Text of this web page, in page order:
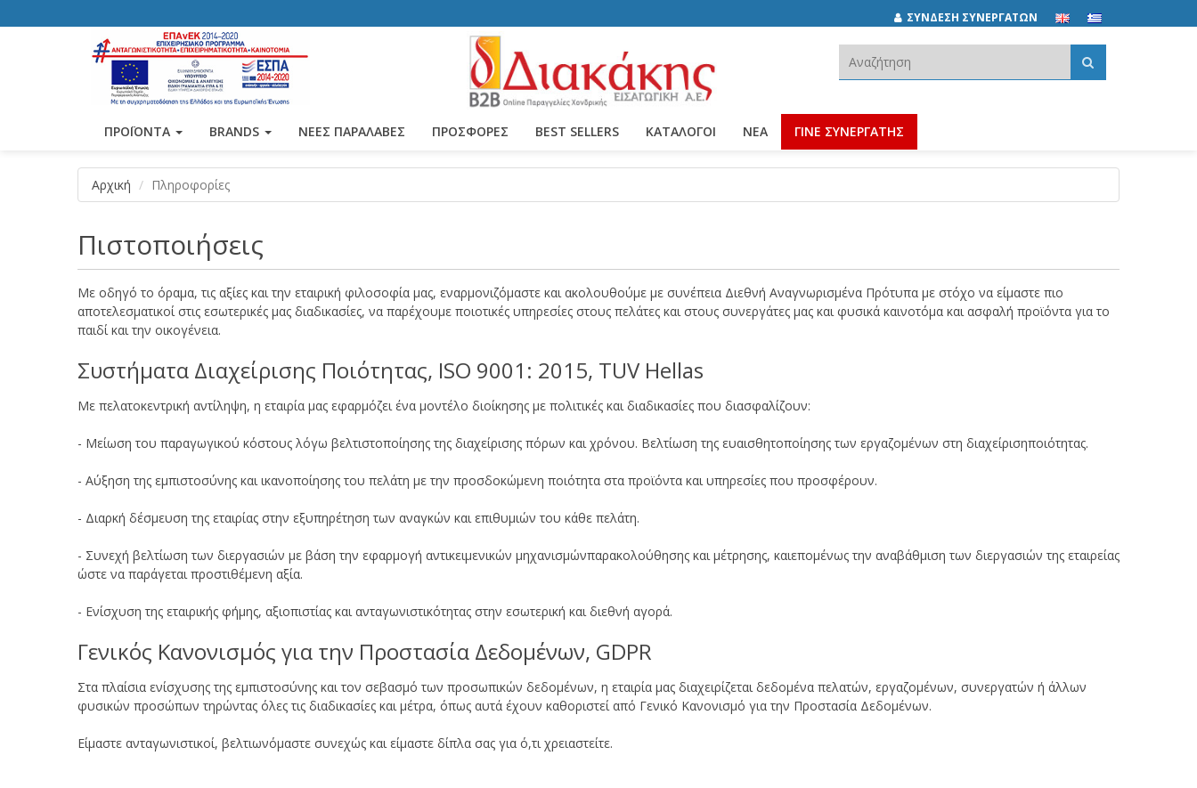
ΣΥΝΔΕΣΗ ΣΥΝΕΡΓΑΤΩΝ
ΠΡΟΪΟΝΤΑ BRANDS ΝΕΕΣ ΠΑΡΑΛΑΒΕΣ ΠΡΟΣΦΟΡΕΣ BEST SELLERS ΚΑΤΆΛΟΓΟΙ ΝΈΑ ΓΙΝΕ ΣΥΝΕΡΓΑΤΗΣ
Αναζήτηση:
Αρχική Πληροφορίες
Πιστοποιήσεις
Με οδηγό το όραμα, τις αξίες και την εταιρική φιλοσοφία μας, εναρμονιζόμαστε και ακολουθούμε με συνέπεια Διεθνή Αναγνωρισμένα Πρότυπα με στόχο να είμαστε πιο
αποτελεσματικοί στις εσωτερικές μας διαδικασίες, να παρέχουμε ποιοτικές υπηρεσίες στους πελάτες και στους συνεργάτες μας και φυσικά καινοτόμα και ασφαλή προϊόντα για το
παιδί και την οικογένεια.
Συστήματα Διαχείρισης Ποιότητας, ISO 9001: 2015, TUV Hellas
Με πελατοκεντρική αντίληψη, η εταιρία μας εφαρμόζει ένα μοντέλο διοίκησης με πολιτικές και διαδικασίες που διασφαλίζουν:
- Μείωση του παραγωγικού κόστους λόγω βελτιστοποίησης της διαχείρισης πόρων και χρόνου. Βελτίωση της ευαισθητοποίησης των εργαζομένων στη διαχείρισηποιότητας.
- Αύξηση της εμπιστοσύνης και ικανοποίησης του πελάτη με την προσδοκώμενη ποιότητα στα προϊόντα και υπηρεσίες που προσφέρουν.
- Διαρκή δέσμευση της εταιρίας στην εξυπηρέτηση των αναγκών και επιθυμιών του κάθε πελάτη.
- Συνεχή βελτίωση των διεργασιών με βάση την εφαρμογή αντικειμενικών μηχανισμώνπαρακολούθησης και μέτρησης, καιεπομένως την αναβάθμιση των διεργασιών της εταιρείας
ώστε να παράγεται προστιθέμενη αξία.
- Ενίσχυση της εταιρικής φήμης, αξιοπιστίας και ανταγωνιστικότητας στην εσωτερική και διεθνή αγορά.
Γενικός Κανονισμός για την Προστασία Δεδομένων, GDPR
Στα πλαίσια ενίσχυσης της εμπιστοσύνης και τον σεβασμό των προσωπικών δεδομένων, η εταιρία μας διαχειρίζεται δεδομένα πελατών, εργαζομένων, συνεργατών ή άλλων
φυσικών προσώπων τηρώντας όλες τις διαδικασίες και μέτρα, όπως αυτά έχουν καθοριστεί από Γενικό Κανονισμό για την Προστασία Δεδομένων.
Είμαστε ανταγωνιστικοί, βελτιωνόμαστε συνεχώς και είμαστε δίπλα σας για ό,τι χρειαστείτε.